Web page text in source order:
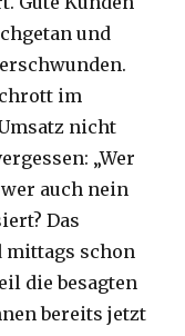
und
im
nicht
„Wer
auch nein
Das
mittags schon
die besagten
bereits jetzt